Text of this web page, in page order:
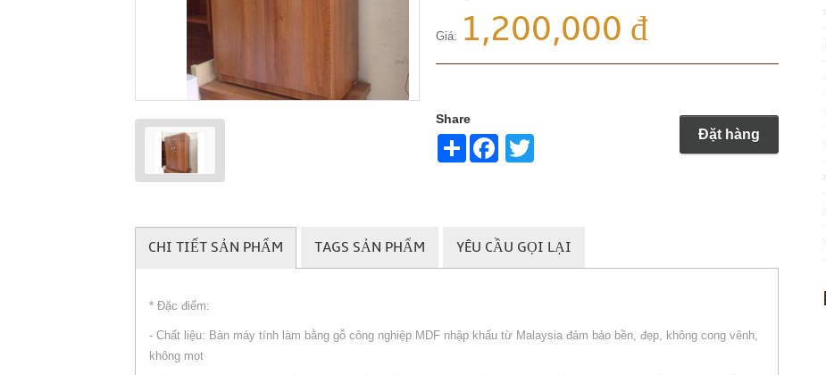
Giá: 1,200,000 đ
Share
Share Đặt hàng
CHI TIẾT SẢN PHẨM TAGS SẢN PHẨM YÊU CẦU GỌI LẠI
* Đặc điểm:
- Chất liệu: Bàn máy tính làm bằng gỗ công nghiệp MDF nhập khẩu từ Malaysia đảm bảo bền, đẹp, không cong vênh,
không mọt